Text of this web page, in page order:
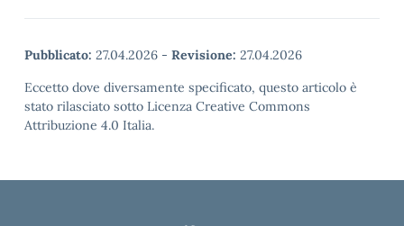
Pubblicato: 27.04.2026 - Revisione: 27.04.2026
Eccetto dove diversamente specificato, questo articolo è
stato rilasciato sotto Licenza Creative Commons
Attribuzione 4.0 Italia.